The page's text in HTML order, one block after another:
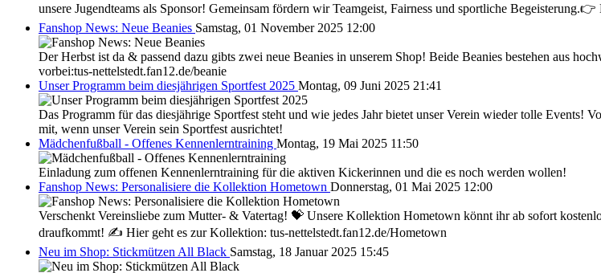
unsere Jugendteams als Sponsor! Gemeinsam fördern wir Teamgeist, Fairness und sportliche
Fanshop News: Neue Beanies Samstag, 01 November 2025 12:00
Der Herbst ist da & passend dazu gibts zwei neue Beanies in unserem Shop! Beide Beanies bestehen aus
vorbei:tus-nettelstedt.fan12.de/beanie
Unser Programm beim diesjährigen Sportfest 2025 Montag, 09 Juni 2025 21:41
Das Programm für das diesjährige Sportfest steht und wie jedes Jahr bietet unser Verein wieder tolle Events!
mit, wenn unser Verein sein Sportfest ausrichtet!
Mädchenfußball - Offenes Kennenlerntraining Montag, 19 Mai 2025 11:50
Einladung zum offenen Kennenlerntraining für die aktiven Kickerinnen und die es noch werden wollen!
Fanshop News: Personalisiere die Kollektion Hometown Donnerstag, 01 Mai 2025 12:00
Verschenkt Vereinsliebe zum Mutter- & Vatertag! 💝 Unsere Kollektion Hometown könnt ihr ab sofort
draufkommt! ✍ Hier geht es zur Kollektion: tus-nettelstedt.fan12.de/Hometown
Neu im Shop: Stickmützen All Black Samstag, 18 Januar 2025 15:45